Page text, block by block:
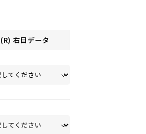
(R) 右目データ